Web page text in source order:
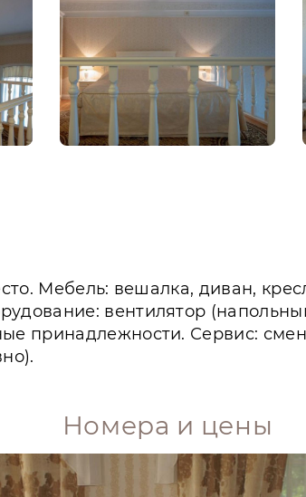
Мебель: вешалка, диван,
вентилятор
принадлежности. Сервис:
Номера и цены